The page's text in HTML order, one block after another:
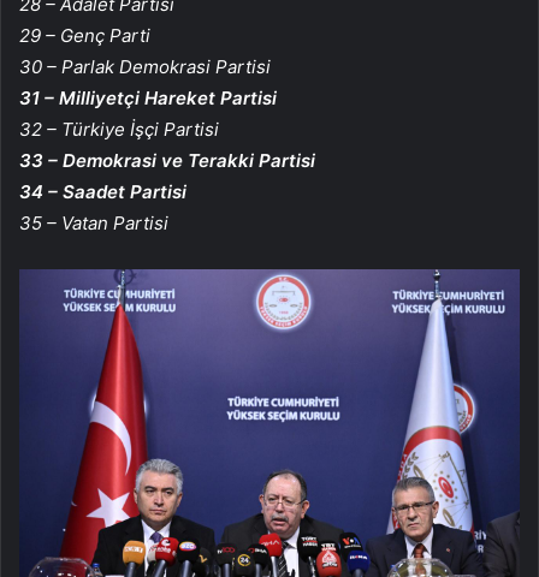
29 – Genç Parti
30 – Parlak Demokrasi Partisi
31 – Milliyetçi Hareket Partisi
32 – Türkiye İşçi Partisi
33 – Demokrasi ve Terakki Partisi
34 – Saadet Partisi
35 – Vatan Partisi